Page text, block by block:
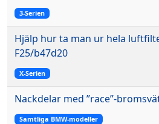
3-Serien
Hjälp hur ta man ur hela
F25/b47d20
X-Serien
Nackdelar med ”race”-
Samtliga BMW-modeller